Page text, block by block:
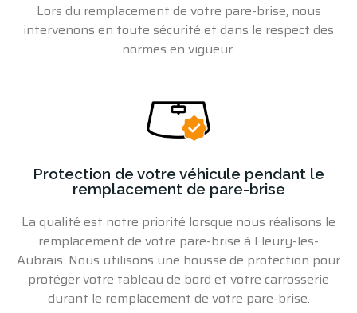
Lors du remplacement de votre pare-brise, nous
intervenons en toute sécurité et dans le respect des
normes en vigueur.
Protection de votre véhicule pendant le
remplacement de pare-brise
La qualité est notre priorité lorsque nous réalisons le
remplacement de votre pare-brise à Fleury-les-
Aubrais. Nous utilisons une housse de protection pour
protéger votre tableau de bord et votre carrosserie
durant le remplacement de votre pare-brise.